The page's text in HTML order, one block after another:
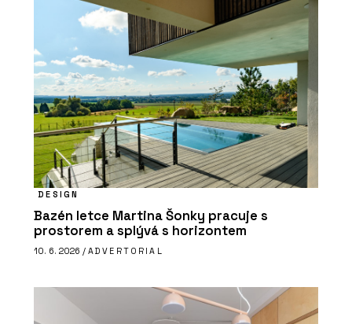
DESIGN
Bazén letce Martina Šonky pracuje s
prostorem a splývá s horizontem
10. 6. 2026 / ADVERTORIAL